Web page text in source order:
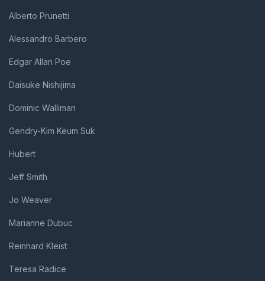
Alberto Prunetti
Alessandro Barbero
Edgar Allan Poe
Daisuke Nishijima
Dominic Walliman
Gendry-Kim Keum Suk
Hubert
Jeff Smith
Jo Weaver
Marianne Dubuc
Reinhard Kleist
Teresa Radice